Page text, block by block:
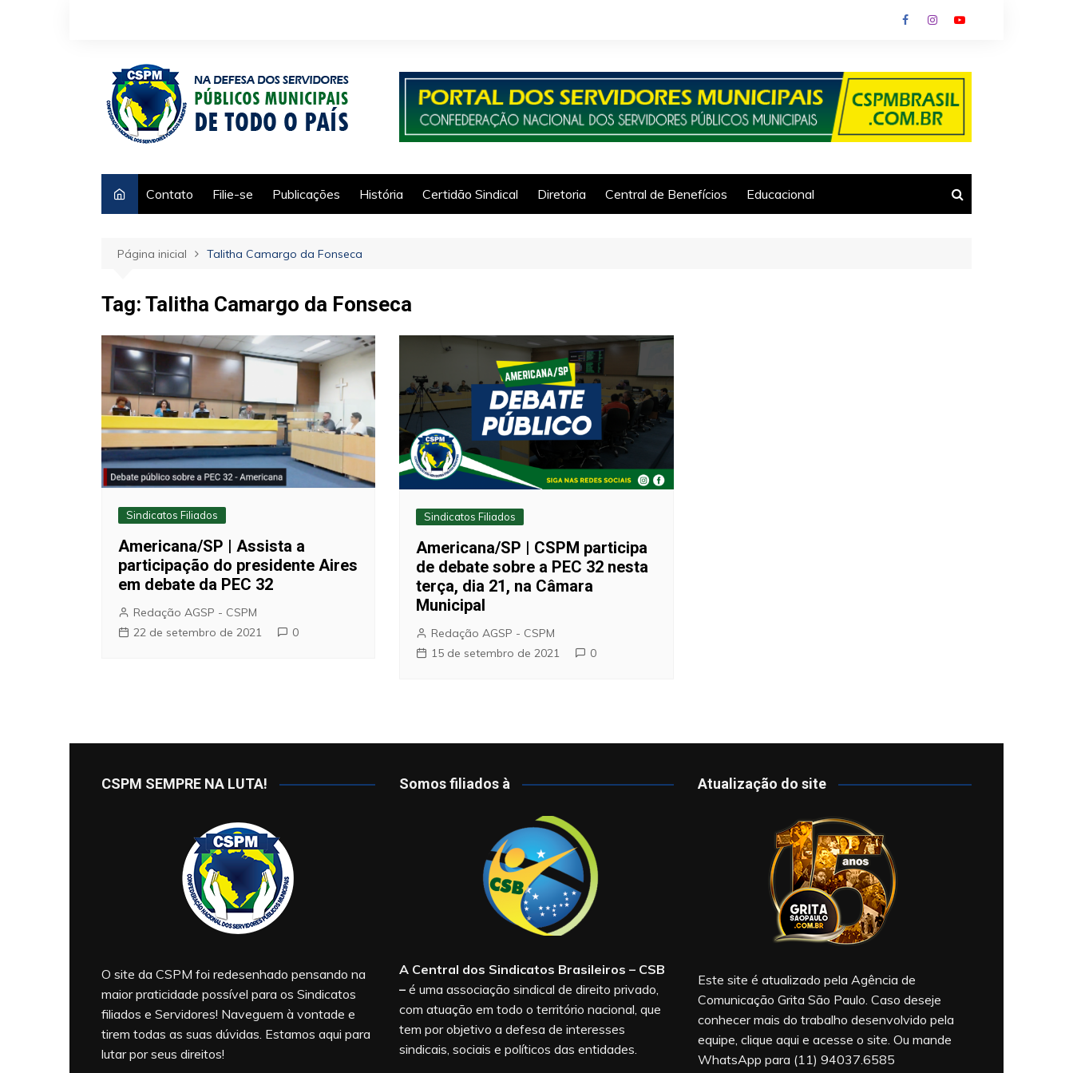
Contato Filie-se Publicações História Certidão Sindical Diretoria Central de Benefícios Educacional
Página inicial Talitha Camargo da Fonseca
Tag: Talitha Camargo da Fonseca
Sindicatos Filiados
Americana/SP | Assista a
participação do presidente Aires
em debate da PEC 32
Redação AGSP - CSPM
22 de setembro de 2021
0
Sindicatos Filiados
Americana/SP | CSPM participa
de debate sobre a PEC 32 nesta
terça, dia 21, na Câmara
Municipal
Redação AGSP - CSPM
15 de setembro de 2021
0
CSPM SEMPRE NA LUTA!
O site da CSPM foi redesenhado pensando na
maior praticidade possível para os Sindicatos
filiados e Servidores! Naveguem à vontade e
tirem todas as suas dúvidas. Estamos aqui para
lutar por seus direitos!
Somos filiados à
A Central dos Sindicatos Brasileiros – CSB
– é uma associação sindical de direito privado,
com atuação em todo o território nacional, que
tem por objetivo a defesa de interesses
sindicais, sociais e políticos das entidades.
Atualização do site
Este site é atualizado pela Agência de
Comunicação Grita São Paulo. Caso deseje
conhecer mais do trabalho desenvolvido pela
equipe, clique aqui e acesse o site. Ou mande
WhatsApp para (11) 94037.6585